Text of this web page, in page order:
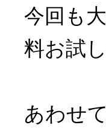
今回も
料お試
あわせ